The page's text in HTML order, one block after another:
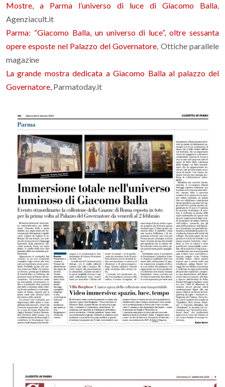
Mostre, a Parma l’universo di luce di Giacomo Balla,
Agenziacult.it
Parma: “Giacomo Balla, un universo di luce”, oltre sessanta
opere esposte nel Palazzo del Governatore, Ottiche parallele
magazine
La grande mostra dedicata a Giacomo Balla al palazzo del
Governatore, Parmatoday.it